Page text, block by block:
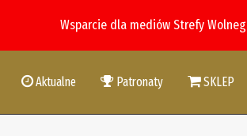
Wsparcie dla mediów Strefy
Aktualne Patronaty SKLEP